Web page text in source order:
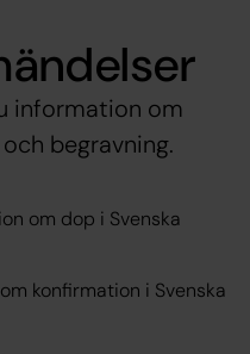
information om
begravning.
om dop i Svenska
konfirmation i Svenska